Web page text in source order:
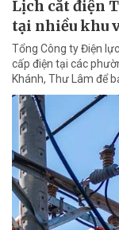
Lịch cắt điện
tại nhiều khu
Tổng Công ty Điện
cấp điện tại các
Khánh, Thư Lâm để